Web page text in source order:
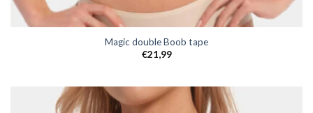
Magic double Boob tape
€21,99